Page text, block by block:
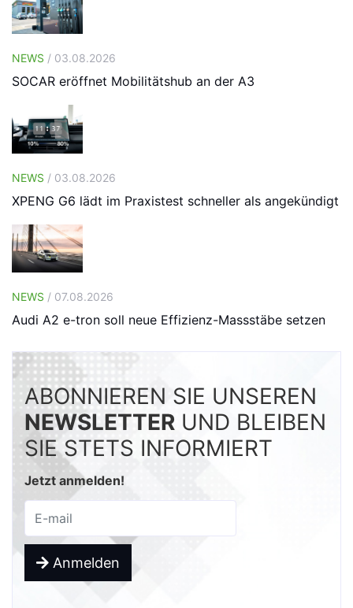
NEWS / 03.08.2026
SOCAR eröffnet Mobilitätshub an der A3
NEWS / 03.08.2026
XPENG G6 lädt im Praxistest schneller als angekündigt
NEWS / 07.08.2026
Audi A2 e-tron soll neue Effizienz-Massstäbe setzen
ABONNIEREN SIE UNSEREN
NEWSLETTER UND BLEIBEN
SIE STETS INFORMIERT
Jetzt anmelden!
Anmelden